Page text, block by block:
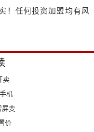
！任何投资加盟均有风
卖
机
屏变
价